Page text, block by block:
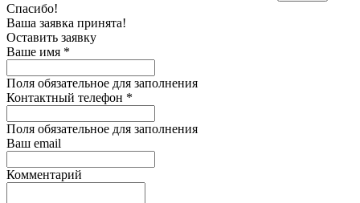
Спасибо!
Ваша заявка принята!
Оставить заявку
Ваше имя *
Поля обязательное для заполнения
Контактный телефон *
Поля обязательное для заполнения
Ваш email
Комментарий